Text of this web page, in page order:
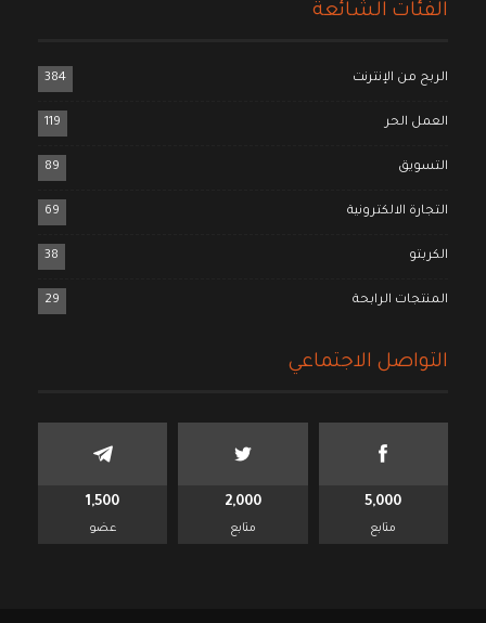
الفئات الشائعة
الربح من الإنترنت 384
العمل الحر 119
التسويق 89
التجارة الالكترونية 69
الكربتو 38
المنتجات الرابحة 29
التواصل الاجتماعي
5,000
متابع
2,000
متابع
1,500
عضو